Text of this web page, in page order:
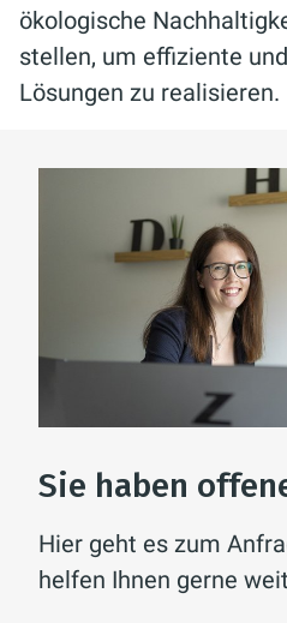
ökologische
stellen, um effiziente
Lösungen zu realisieren.
Sie haben
Hier geht es zum
helfen Ihnen gerne